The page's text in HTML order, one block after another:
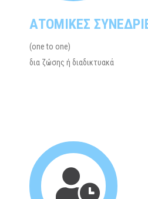
ΑΤΟΜΙΚΕΣ
(one to one)
δια ζώσης ή διαδικτυακά